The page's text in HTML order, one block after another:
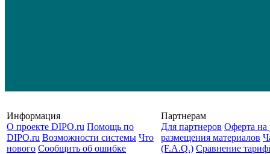
Информация
О проекте DIPO.ru Помощь по
DIPO.ru Возможности системы Что
нового Сообщить об ошибке
Партнерам
Для партнеров Оферта на
размещения материалов
(F.A.Q.) Cравнение